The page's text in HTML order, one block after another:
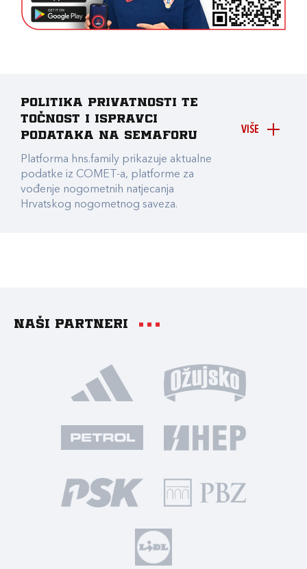
VIŠE
Politika privatnosti te
točnost i ispravci
podataka na Semaforu
Platforma hns.family prikazuje aktualne
podatke iz COMET-a, platforme za
vođenje nogometnih natjecanja
Hrvatskog nogometnog saveza.
Naši partneri